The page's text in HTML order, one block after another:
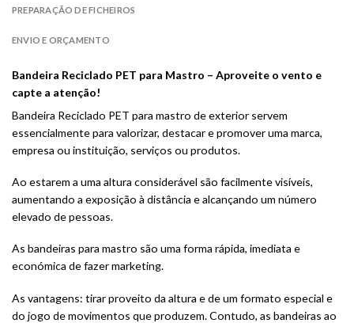
PREPARAÇÃO DE FICHEIROS
ENVIO E ORÇAMENTO
Bandeira Reciclado PET para Mastro – Aproveite o vento e
capte a atenção!
Bandeira Reciclado PET para mastro de exterior servem
essencialmente para valorizar, destacar e promover uma marca,
empresa ou instituição, serviços ou produtos.
Ao estarem a uma altura considerável são facilmente visíveis,
aumentando a exposição à distância e alcançando um número
elevado de pessoas.
As bandeiras para mastro são uma forma rápida, imediata e
económica de fazer marketing.
As vantagens: tirar proveito da altura e de um formato especial e
do jogo de movimentos que produzem. Contudo, as bandeiras ao